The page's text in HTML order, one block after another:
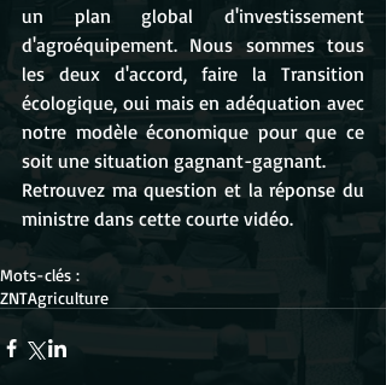
un plan global d'investissement
d'agroéquipement. Nous sommes tous
les deux d'accord, faire la Transition
écologique, oui mais en adéquation avec
notre modèle économique pour que ce
soit une situation gagnant-gagnant.
Retrouvez ma question et la réponse du
ministre dans cette courte vidéo.
Mots-clés :
ZNTAgriculture